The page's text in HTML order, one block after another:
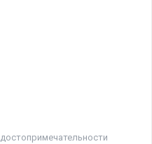
достопримечательности